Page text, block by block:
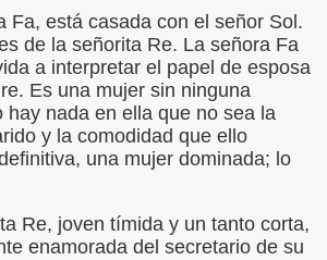
Fa, está casada con el señor Sol.
de la señorita Re. La señora Fa
a interpretar el papel de esposa
Es una mujer sin ninguna
hay nada en ella que no sea la
y la comodidad que ello
una mujer dominada; lo
Re, joven tímida y un tanto corta,
enamorada del secretario de su
Ciegos Que Hubo en España (Jesús
Bernal García)